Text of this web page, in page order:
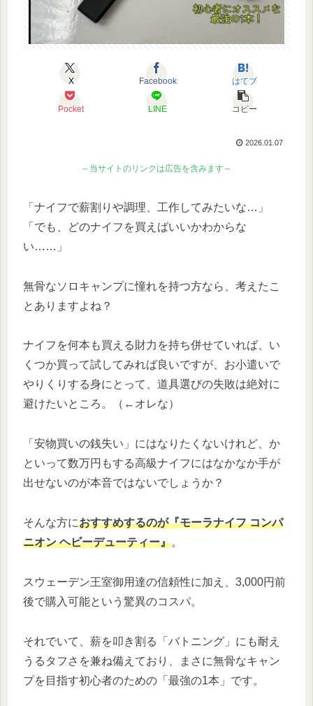
X Facebook はてブ
Pocket LINE コピー
2026.01.07
～当サイトのリンクは広告を含みます～
「ナイフで薪割りや調理、工作してみたいな…」
「でも、どのナイフを買えばいいかわからな
い……」
無骨なソロキャンプに憧れを持つ方なら、考えたこ
とありますよね？
ナイフを何本も買える財力を持ち併せていれば、い
くつか買って試してみれば良いですが、お小遣いで
やりくりする身にとって、道具選びの失敗は絶対に
避けたいところ。（←オレな）
「安物買いの銭失い」にはなりたくないけれど、か
といって数万円もする高級ナイフにはなかなか手が
出せないのが本音ではないでしょうか？
そんな方におすすめするのが『モーラナイフ コンパ
ニオン ヘビーデューティー』。
スウェーデン王室御用達の信頼性に加え、3,000円前
後で購入可能という驚異のコスパ。
それでいて、薪を叩き割る「バトニング」にも耐え
うるタフさを兼ね備えており、まさに無骨なキャン
プを目指す初心者のための「最強の1本」です。